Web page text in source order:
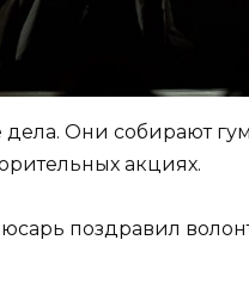
Они собирают
акциях.
поздравил